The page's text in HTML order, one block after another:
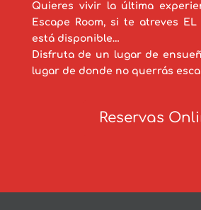
Quieres vivir la última
Escape Room, si te atreves EL
está disponible…
Disfruta de un lugar de
lugar de donde no querrás
Reservas